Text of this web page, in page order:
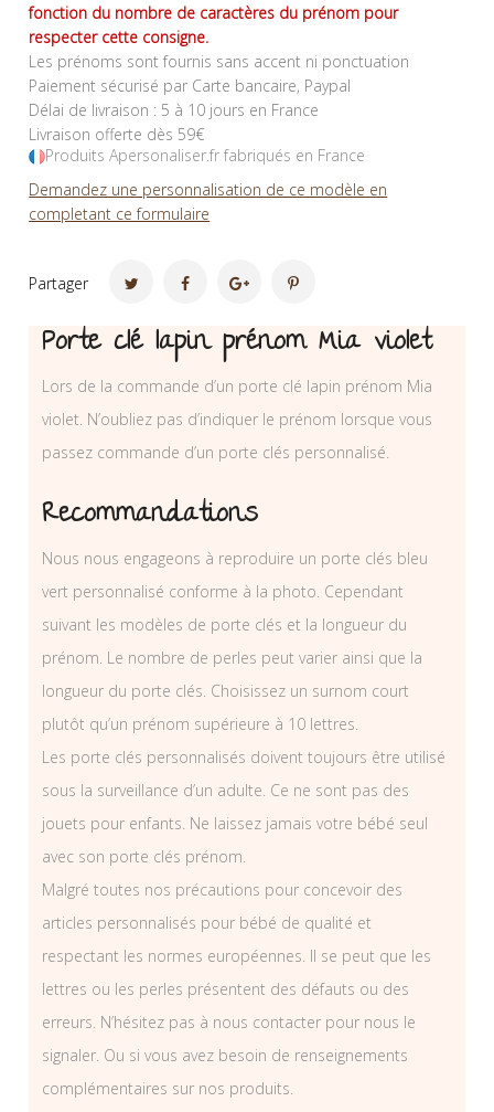
fonction du nombre de caractères du prénom pour
respecter cette consigne.
Les prénoms sont fournis sans accent ni ponctuation
Paiement sécurisé par Carte bancaire, Paypal
Délai de livraison : 5 à 10 jours en France
Livraison offerte dès 59€
Produits Apersonaliser.fr fabriqués en France
Demandez une personnalisation de ce modèle en
completant ce formulaire
Partager
Porte clé lapin prénom Mia violet
Lors de la commande d’un porte clé lapin prénom Mia
violet. N’oubliez pas d’indiquer le prénom lorsque vous
passez commande d’un porte clés personnalisé.
Recommandations
Nous nous engageons à reproduire un porte clés bleu
vert personnalisé conforme à la photo. Cependant
suivant les modèles de porte clés et la longueur du
prénom. Le nombre de perles peut varier ainsi que la
longueur du porte clés. Choisissez un surnom court
plutôt qu’un prénom supérieure à 10 lettres.
Les porte clés personnalisés doivent toujours être utilisé
sous la surveillance d’un adulte. Ce ne sont pas des
jouets pour enfants. Ne laissez jamais votre bébé seul
avec son porte clés prénom.
Malgré toutes nos précautions pour concevoir des
articles personnalisés pour bébé de qualité et
respectant les normes européennes. Il se peut que les
lettres ou les perles présentent des défauts ou des
erreurs. N’hésitez pas à nous contacter pour nous le
signaler. Ou si vous avez besoin de renseignements
complémentaires sur nos produits.